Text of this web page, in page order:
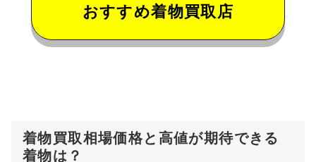
おすすめ着物買取店
着物買取相場価格と高値が期待できる
着物は？